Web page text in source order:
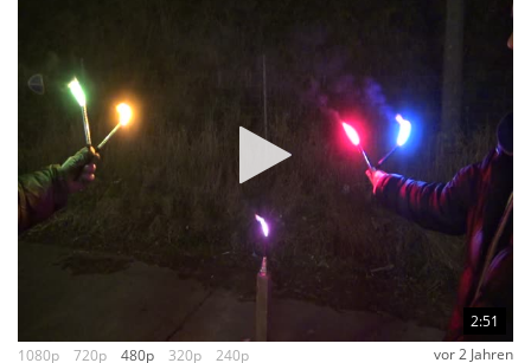
2:51
1080p
720p 480p 320p 240p vor 2 Jahren